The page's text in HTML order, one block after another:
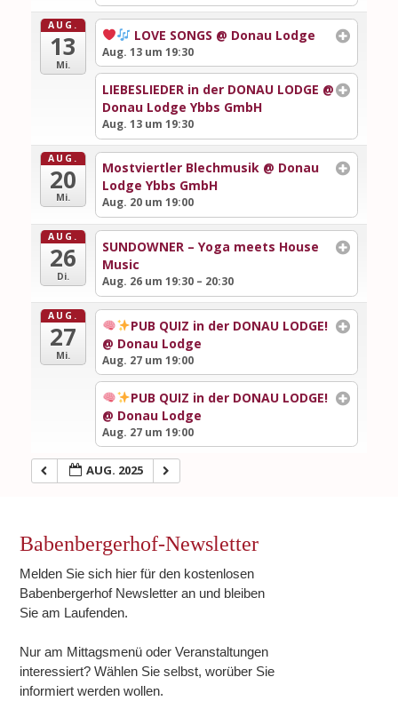
AUG.
13
Mi.
LOVE SONGS @ Donau Lodge
Aug. 13 um 19:30
LIEBESLIEDER in der DONAU LODGE @
Donau Lodge Ybbs GmbH
Aug. 13 um 19:30
AUG.
20
Mi.
Mostviertler Blechmusik @ Donau
Lodge Ybbs GmbH
Aug. 20 um 19:00
AUG.
26
Di.
SUNDOWNER – Yoga meets House
Music
Aug. 26 um 19:30 – 20:30
AUG.
27
Mi.
PUB QUIZ in der DONAU LODGE!
@ Donau Lodge
Aug. 27 um 19:00
PUB QUIZ in der DONAU LODGE!
@ Donau Lodge
Aug. 27 um 19:00
AUG. 2025
Babenbergerhof-Newsletter
Melden Sie sich hier für den kostenlosen
Babenbergerhof Newsletter an und bleiben
Sie am Laufenden.
Nur am Mittagsmenü oder Veranstaltungen
interessiert? Wählen Sie selbst, worüber Sie
informiert werden wollen.